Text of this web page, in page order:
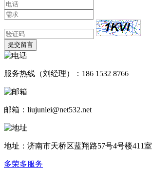
提交留言
服务热线（刘经理）：186 1532 8766
邮箱：liujunlei@net532.net
地址：济南市天桥区蓝翔路57号4号楼411室
多荣多服务